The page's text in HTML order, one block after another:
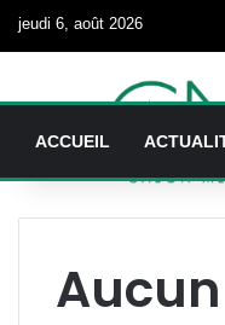
jeudi 6, août 2026
ACCUEIL